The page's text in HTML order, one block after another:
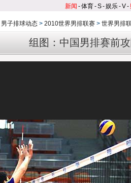
新闻 -体育-S-娱乐-V-
男子排球动态 > 2010世界男排联赛 > 世界男排
组图：中国男排赛前